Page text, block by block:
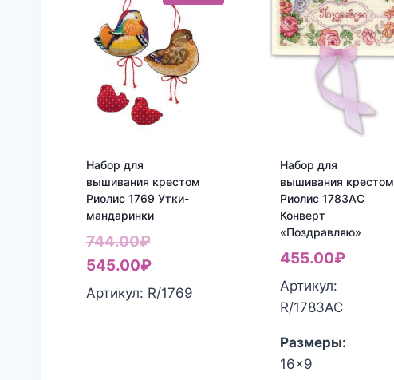
Набор для
вышивания крестом
Риолис 1769 Утки-
мандаринки
744.00₽Первоначальная
цена
составляла
545.00₽Текущая
цена:
Артикул: R/1769
Набор для
вышивания крестом
Риолис 1783АС
Конверт
«Поздравляю»
455.00₽
Артикул:
R/1783АС
Размеры:
16x9